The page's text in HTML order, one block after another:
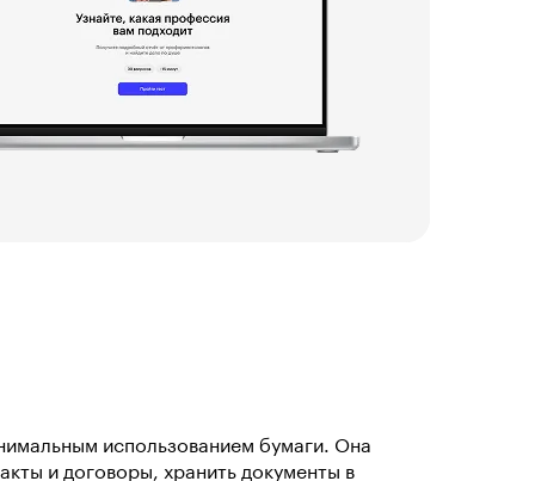
использованием бумаги. Она
и договоры, хранить документы в